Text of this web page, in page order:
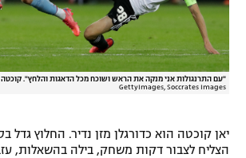
"עם התרנגולות אני מנקה את הראש ושוכח מכל הדאגות והלחץ".
GettyImages, Soccrates Images
יאן קוכטה הוא כדורגלן מזן נדיר. החלוץ גדל
הצליח לצבור דקות משחק, בילה בהשאלות,